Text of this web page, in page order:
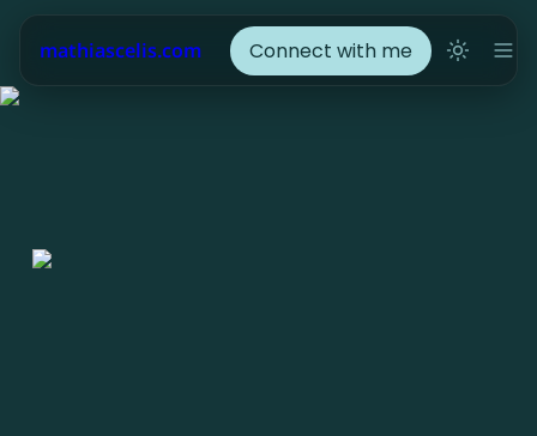
mathiascelis.com Connect with me